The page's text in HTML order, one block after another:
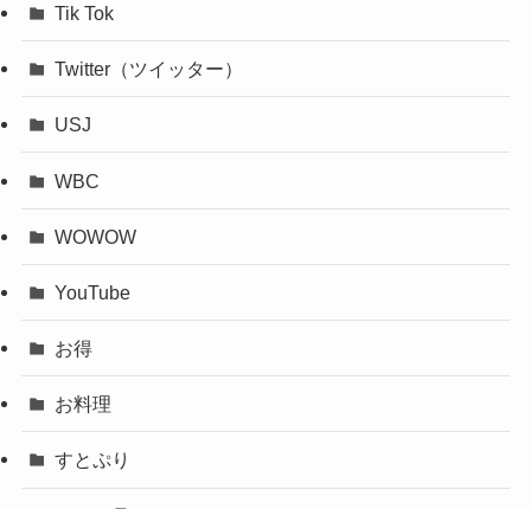
Tik Tok
Twitter（ツイッター）
USJ
WBC
WOWOW
YouTube
お得
お料理
すとぷり